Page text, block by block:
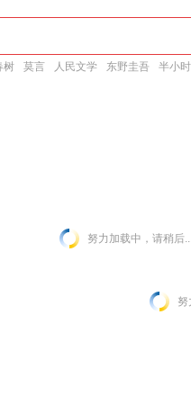
树 莫言 人民文学 东野圭吾 半小
努力加载中，请稍后
努